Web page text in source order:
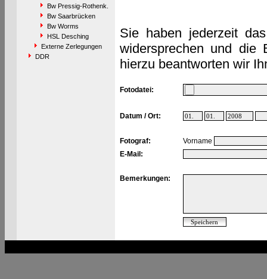
Bw Pressig-Rothenk.
Bw Saarbrücken
Bw Worms
HSL Desching
Externe Zerlegungen
DDR
Sie haben jederzeit
widersprechen und die
hierzu beantworten wir
Fotodatei:
Datum / Ort:
Fotograf:
Vorname
E-Mail:
Bemerkungen: